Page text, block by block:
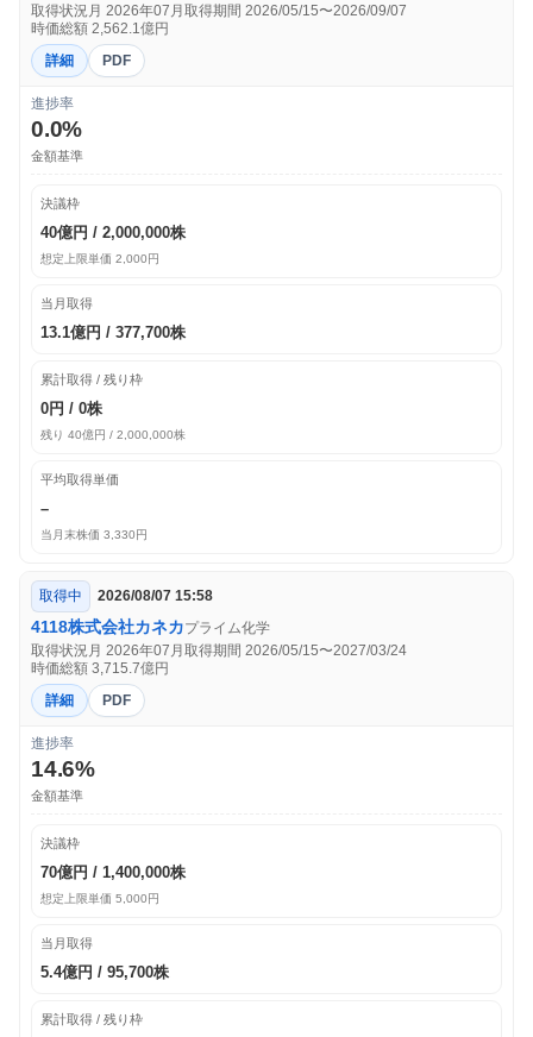
取得状況月 2026年07月取得期間 2026/05/15〜2026/09/07
時価総額 2,562.1億円
詳細
PDF
進捗率
0.0%
金額基準
決議枠
40億円 / 2,000,000株
想定上限単価 2,000円
当月取得
13.1億円 / 377,700株
累計取得 / 残り枠
0円 / 0株
残り 40億円 / 2,000,000株
平均取得単価
–
当月末株価 3,330円
取得中 2026/08/07 15:58
4118株式会社カネカプライム化学
取得状況月 2026年07月取得期間 2026/05/15〜2027/03/24
時価総額 3,715.7億円
詳細
PDF
進捗率
14.6%
金額基準
決議枠
70億円 / 1,400,000株
想定上限単価 5,000円
当月取得
5.4億円 / 95,700株
累計取得 / 残り枠